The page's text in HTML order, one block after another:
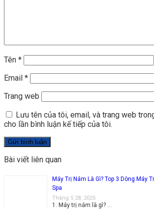
Tên *
Email *
Trang web
Lưu tên của tôi, email, và trang web
cho lần bình luận kế tiếp của tôi.
Bài viết liên quan
Máy Trị Nám Là Gì? Top 3 Dòng Máy
Spa
Tháng 5 28, 2025
1. Máy trị nám là gì? …